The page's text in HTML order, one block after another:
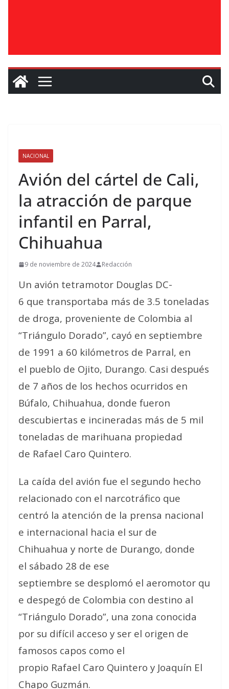
NACIONAL
Avión del cártel de Cali,
la atracción de parque
infantil en Parral,
Chihuahua
9 de noviembre de 2024 Redacción
Un avión tetramotor Douglas DC-
6 que transportaba más de 3.5 toneladas
de droga, proveniente de Colombia al
“Triángulo Dorado”, cayó en septiembre
de 1991 a 60 kilómetros de Parral, en
el pueblo de Ojito, Durango. Casi después
de 7 años de los hechos ocurridos en
Búfalo, Chihuahua, donde fueron
descubiertas e incineradas más de 5 mil
toneladas de marihuana propiedad
de Rafael Caro Quintero.
La caída del avión fue el segundo hecho
relacionado con el narcotráfico que
centró la atención de la prensa nacional
e internacional hacia el sur de
Chihuahua y norte de Durango, donde
el sábado 28 de ese
septiembre se desplomó el aeromotor qu
e despegó de Colombia con destino al
“Triángulo Dorado”, una zona conocida
por su difícil acceso y ser el origen de
famosos capos como el
propio Rafael Caro Quintero y Joaquín El
Chapo Guzmán.